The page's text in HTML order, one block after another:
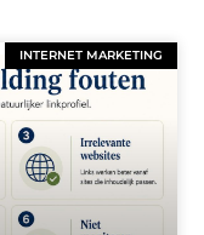
INTERNET MARKETING